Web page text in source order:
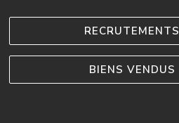
RECRUTEMENTS
BIENS VENDUS